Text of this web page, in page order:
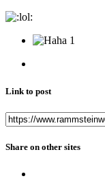
1
Link to post
Share on other sites